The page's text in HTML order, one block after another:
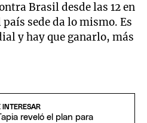
Brasil desde las 12 en
sede da lo mismo. Es
y hay que ganarlo, más
INTERESAR
reveló el plan para